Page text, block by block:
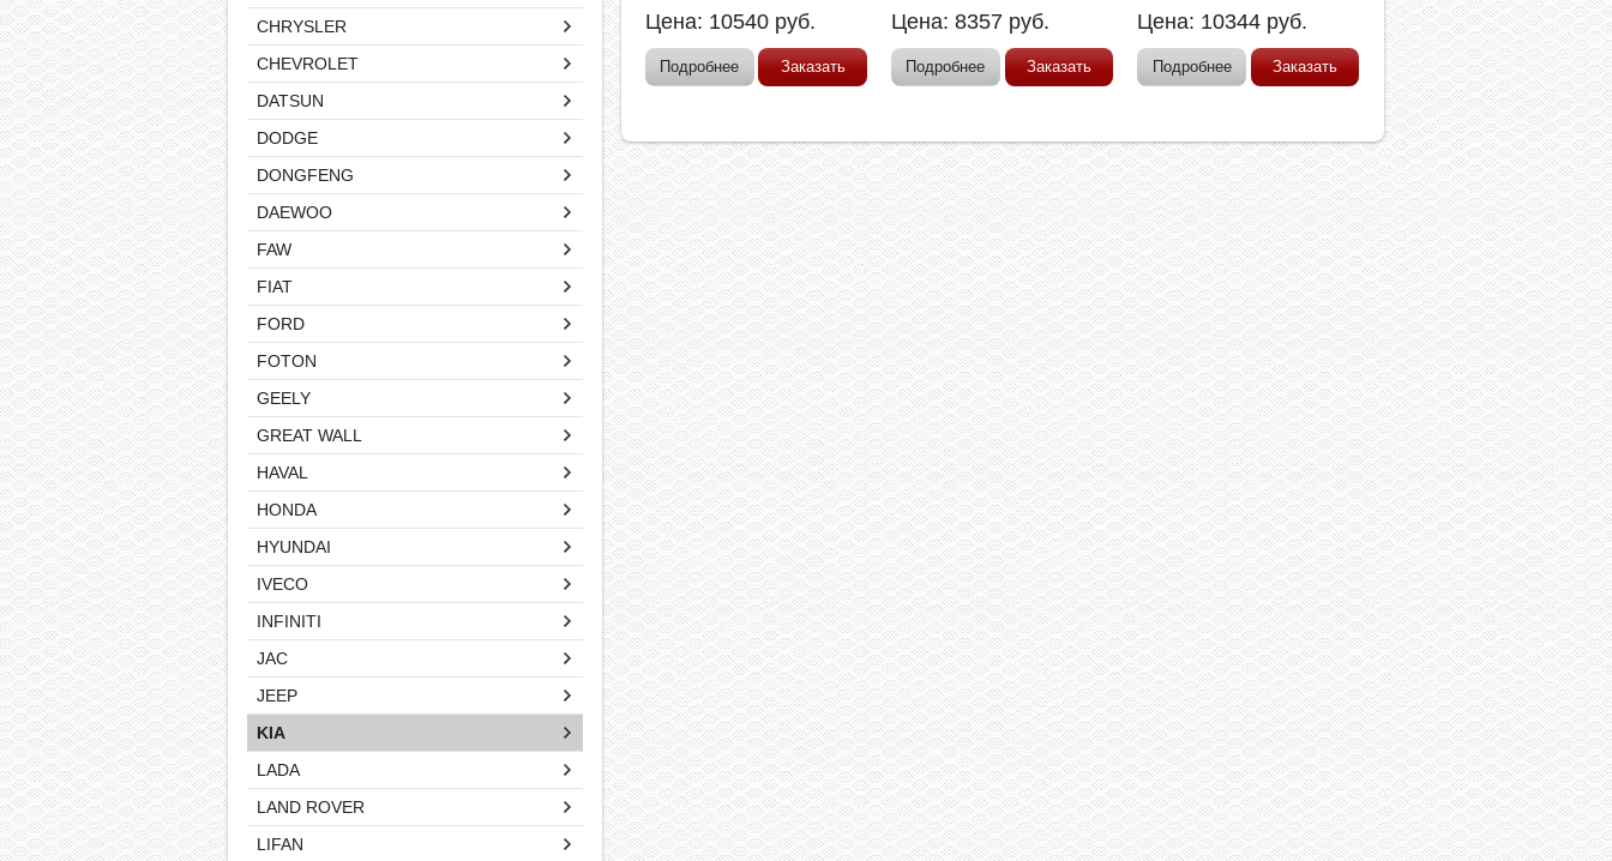
CHRYSLER
CHEVROLET
DATSUN
DODGE
DONGFENG
DAEWOO
FAW
FIAT
FORD
FOTON
GEELY
GREAT WALL
HAVAL
HONDA
HYUNDAI
IVECO
INFINITI
JAC
JEEP
KIA
LADA
LAND ROVER
LIFAN
Цена: 10540 руб.
Подробнее Заказать
Цена:8357 руб.
Подробнее Заказать
Цена: 10344 руб.
Подробнее Заказать